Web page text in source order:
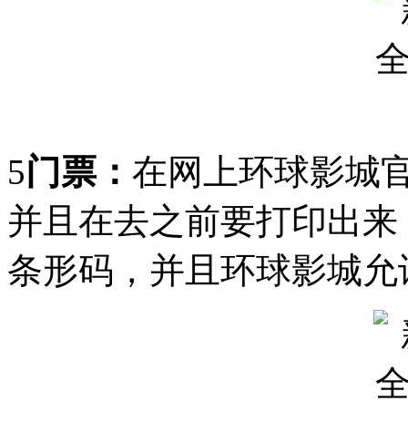
5门票： 在网上环球影城
并且在去之前要打印出
条形码，并且环球影城